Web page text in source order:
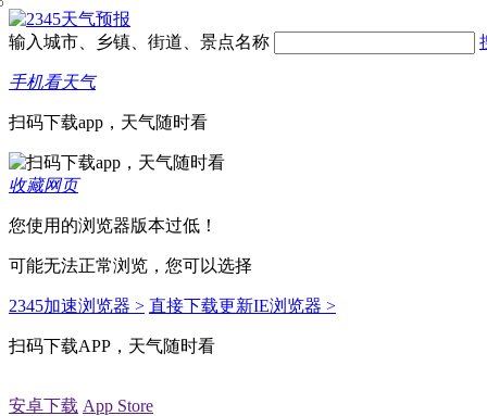
输入城市、乡镇、街道、景点名称
手机看天气
扫码下载app，天气随时看
收藏网页
您使用的浏览器版本过低！
可能无法正常浏览，您可以选择
2345加速浏览器 > 直接下载更新IE浏览器 >
扫码下载APP，天气随时看
安卓下载 App Store